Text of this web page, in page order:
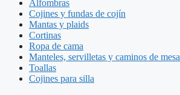
Alfombras
Cojines y fundas de cojín
Mantas y plaids
Cortinas
Ropa de cama
Manteles, servilletas y caminos de mesa
Toallas
Cojines para silla